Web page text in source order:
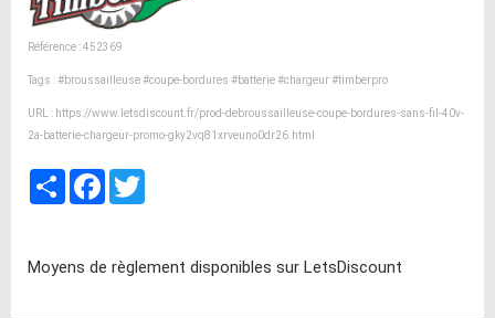
Référence : 452369
Tags :#broussailleuse#coupe-bordures #batterie#chargeur#timberpro
URL : https://www.letsdiscount.fr/prod-debroussailleuse-coupe-bordures-sans-fil-40v-
2a-batterie-chargeur-promo-gky2vq81xrveuno0dr26.html
PartagerFacebook
Moyens de règlement disponibles sur LetsDiscount